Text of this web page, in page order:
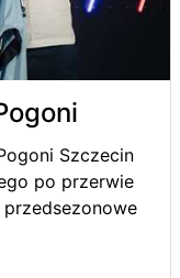
Szczecin
po przerwie